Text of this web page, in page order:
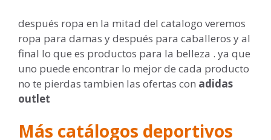
después ropa en la mitad del catalogo veremos
ropa para damas y después para caballeros y al
final lo que es productos para la belleza . ya que
uno puede encontrar lo mejor de cada producto
no te pierdas tambien las ofertas con adidas
outlet
Más catálogos deportivos